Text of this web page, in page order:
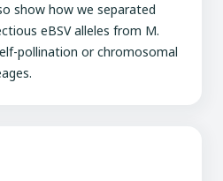
show how we separated
eBSV alleles from M.
pollination or chromosomal